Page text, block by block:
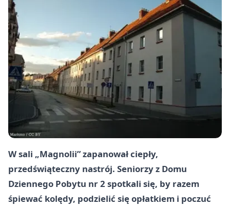
W sali „Magnolii” zapanował ciepły,
przedświąteczny nastrój. Seniorzy z Domu
Dziennego Pobytu nr 2 spotkali się, by razem
śpiewać kolędy, podzielić się opłatkiem i poczuć